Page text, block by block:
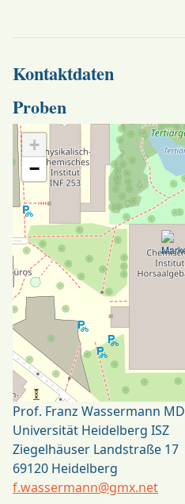
Kontaktdaten
Proben
+
−
Prof. Franz Wassermann MD
Universität Heidelberg ISZ
Ziegelhäuser Landstraße 17
69120 Heidelberg
f.wassermann@gmx.net